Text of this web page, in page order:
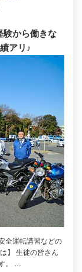
験から働きな
アリ♪
全運転講習などの
】 生徒の皆さん
。 …